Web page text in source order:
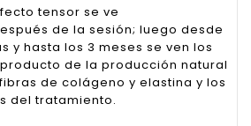
tensor se ve
de la sesión; luego desde
y hasta los 3 meses se ven los
de la producción natural
de colágeno y elastina y los
del tratamiento.